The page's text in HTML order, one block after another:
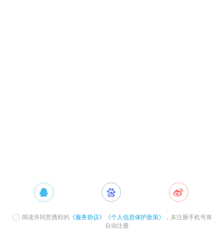
阅读并同意携程的 《服务协议》 《个人信息保护政策》
，未注册手机号将
自动注册